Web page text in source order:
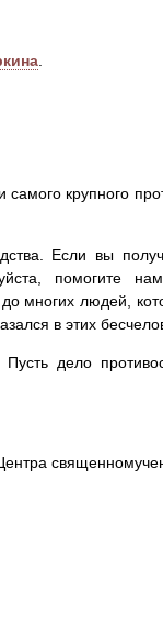
крупного
Если вы
помогите
многих людей,
в этих
дело